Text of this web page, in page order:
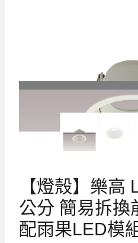
【燈殼】樂
公分 簡易拆換
配雨果LED模